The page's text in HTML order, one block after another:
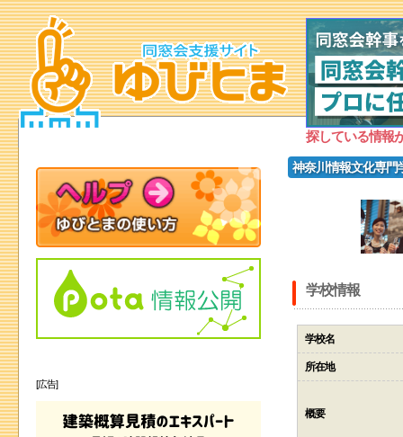
探している情報
神奈川情報文化専門
学校情報
学校名
所在地
概要
[広告]